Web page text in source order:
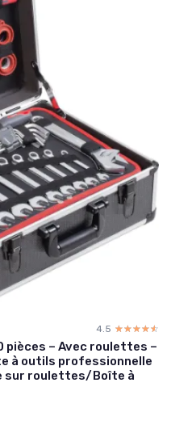
4.5 ☆☆☆☆☆
★★★★★
– Avec roulettes –
à outils professionnelle
sur roulettes/Boîte à